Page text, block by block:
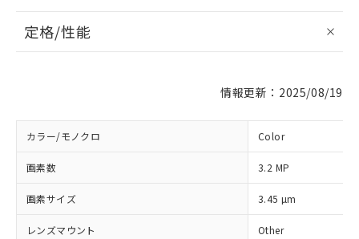
定格/性能
情報更新：2025/08/19
カラー/モノクロ Color
画素数 3.2 MP
画素サイズ 3.45 µm
レンズマウント Other